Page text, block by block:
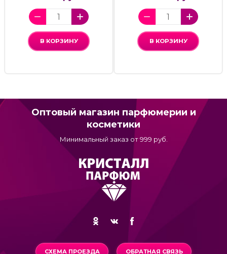
В КОРЗИНУ В КОРЗИНУ
Оптовый магазин парфюмерии и
косметики
Минимальный заказ от 999 руб.
СХЕМА ПРОЕЗДА ОБРАТНАЯ СВЯЗЬ